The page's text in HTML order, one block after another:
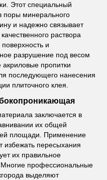
Этот специальный
поры минерального
и надежно связывает
раствора
и
разрушение под весом
пропитки
последующего нанесения
плиточного клея.
заключается в
их общей
площади. Применение
избежать пересыхания
их правильное
Многие профессиональные
выделяют